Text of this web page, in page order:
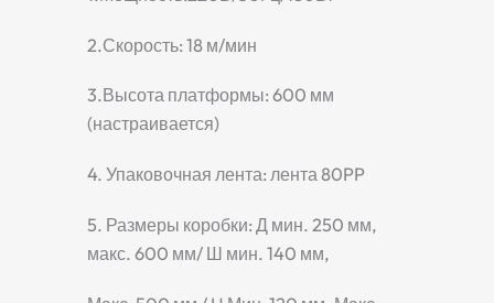
2.Скорость: 18 м/мин
3.Высота платформы: 600 мм
(настраивается)
4. Упаковочная лента: лента 80PP
5. Размеры коробки: Д мин. 250 мм,
макс. 600 мм/ Ш мин. 140 мм,